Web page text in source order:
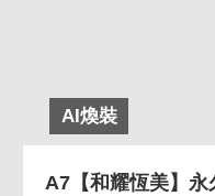
AI煥裝